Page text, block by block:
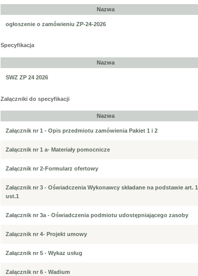
Nazwa
ogłoszenie o zamówieniu ZP-24-2026
Specyfikacja
Nazwa
SWZ ZP 24 2026
Załączniki do specyfikacji
Nazwa
Załącznik nr 1 - Opis przedmiotu zamówienia Pakiet 1 i 2
Załącznik nr 1 a- Materiały pomocnicze
Załącznik nr 2-Formularz ofertowy
Załącznik nr 3 - Oświadczenia Wykonawcy składane na podstawie art.
ust.1
Załącznik nr 3a - Oświadczenia podmiotu udostępniającego zasoby
Załącznik nr 4- Projekt umowy
Załącznik nr 5 - Wykaz usług
Załącznik nr 6 - Wadium